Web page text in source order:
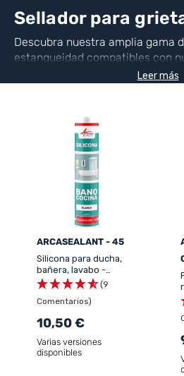
Sellador para
Descubra nuestra amplia gama
estanqueidad compatibles con
impermeabilización, silicona,
Leer más
ARCASEALANT - 45
Silicona para ducha,
bañera, lavabo -
ARCASEALANT - 45
(9
Comentarios)
10,50 €
Varias versiones
disponibles